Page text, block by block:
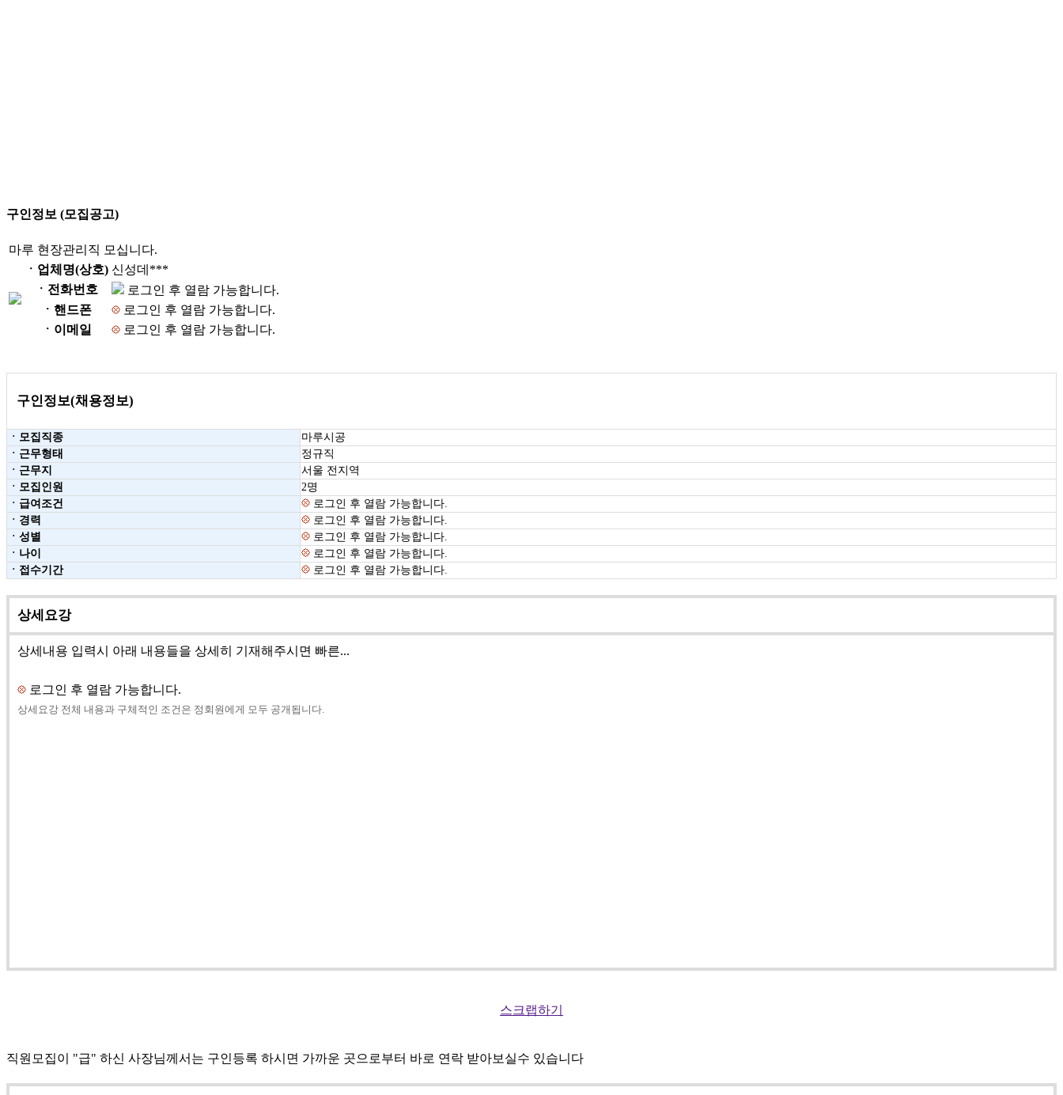
구인정보 (모집공고)
마루 현장관리직 모십니다.
ㆍ업체명(상호) 신성데***
ㆍ전화번호
로그인 후 열람 가능합니다.
ㆍ핸드폰
로그인 후 열람 가능합니다.
ㆍ이메일
로그인 후 열람 가능합니다.
구인정보(채용정보)
ㆍ모집직종
마루시공
ㆍ근무형태
정규직
ㆍ근무지
서울 전지역
ㆍ모집인원
2명
ㆍ급여조건
로그인 후 열람 가능합니다.
ㆍ경력
로그인 후 열람 가능합니다.
ㆍ성별
로그인 후 열람 가능합니다.
ㆍ나이
로그인 후 열람 가능합니다.
ㆍ접수기간
로그인 후 열람 가능합니다.
상세요강
상세내용 입력시 아래 내용들을 상세히 기재해주시면 빠른...
로그인 후 열람 가능합니다.
상세요강 전체 내용과 구체적인 조건은 정회원에게 모두 공개됩니다.
스크랩하기
직원모집이 "급" 하신 사장님께서는 구인등록 하시면 가까운 곳으로부터 바로 연락 받아보실수 있습니다